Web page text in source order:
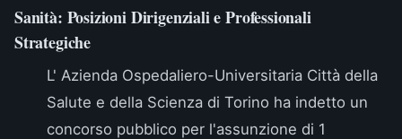
Sanità: Posizioni Dirigenziali e Professionali
Strategiche
L' Azienda Ospedaliero-Universitaria Città della
Salute e della Scienza di Torino ha indetto un
concorso pubblico per l'assunzione di 1